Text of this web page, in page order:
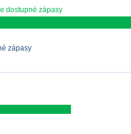
dostupné zápasy
zápasy